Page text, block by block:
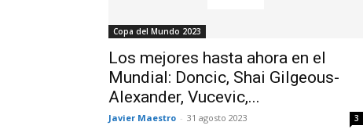
Copa del Mundo 2023
Los mejores hasta ahora en el
Mundial: Doncic, Shai Gilgeous-
Alexander, Vucevic,...
Javier Maestro - 31 agosto 2023 3